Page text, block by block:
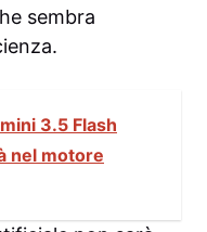
sembra
3.5 Flash
nel motore